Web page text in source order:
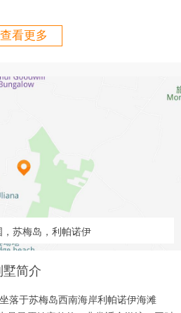
查看更多
，苏梅岛，利帕诺伊
墅简介
落于苏梅岛西南海岸利帕诺伊海滩